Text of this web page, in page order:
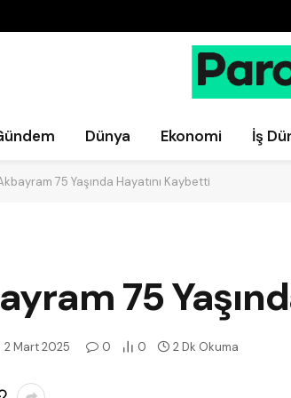
Dünya Ekonomi İş
75 Yaşında Hayatını Kaybetti
75
2 Mart 2025 0 0 2 Dk Okuma